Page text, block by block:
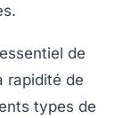
de
rapidité de
types de